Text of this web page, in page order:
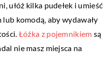
ułóż kilka pudełek i umieść
komodą, aby wydawały
Łóżka z pojemnikiem są
nie masz miejsca na